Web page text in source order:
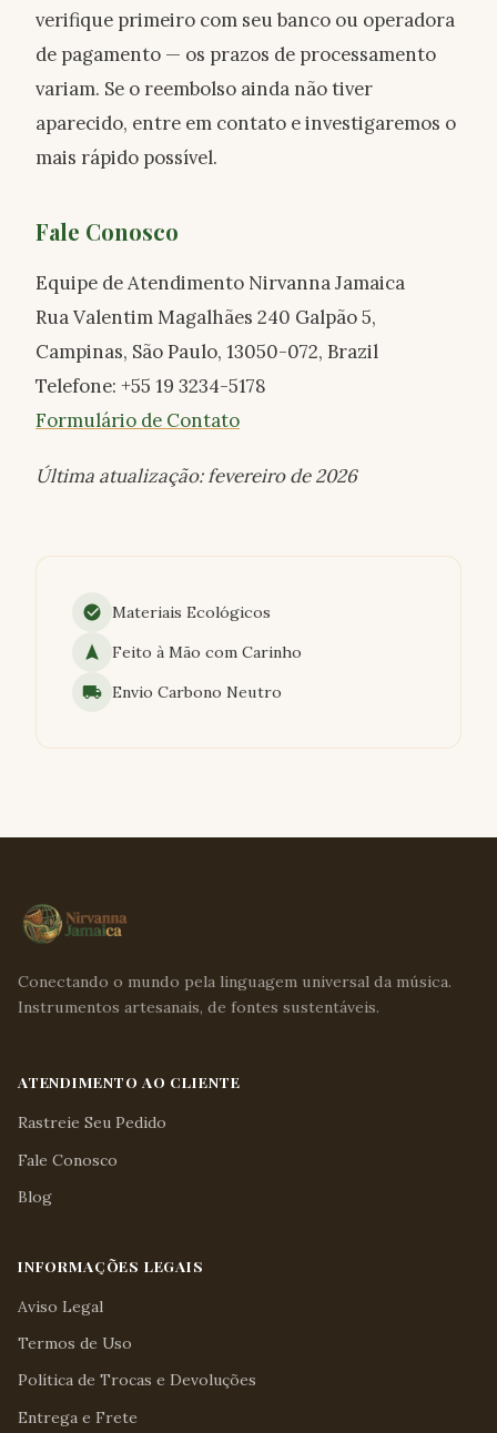
verifique primeiro com seu banco ou operadora
de pagamento — os prazos de processamento
variam. Se o reembolso ainda não tiver
aparecido, entre em contato e investigaremos o
mais rápido possível.
Fale Conosco
Equipe de Atendimento Nirvanna Jamaica
Rua Valentim Magalhães 240 Galpão 5,
Campinas, São Paulo, 13050-072, Brazil
Telefone: +55 19 3234-5178
Formulário de Contato
Última atualização: fevereiro de 2026
Materiais Ecológicos
Feito à Mão com Carinho
Envio Carbono Neutro
Conectando o mundo pela linguagem universal da música.
Instrumentos artesanais, de fontes sustentáveis.
ATENDIMENTO AO CLIENTE
Rastreie Seu Pedido
Fale Conosco
Blog
INFORMAÇÕES LEGAIS
Aviso Legal
Termos de Uso
Política de Trocas e Devoluções
Entrega e Frete